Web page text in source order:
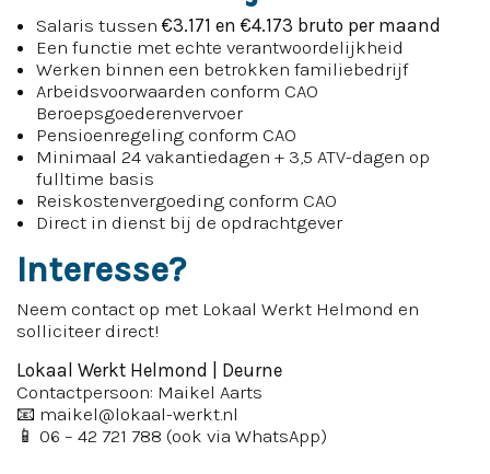
Salaris tussen €3.171 en €4.173 bruto per maand
Een functie met echte verantwoordelijkheid
Werken binnen een betrokken familiebedrijf
Arbeidsvoorwaarden conform CAO
Beroepsgoederenvervoer
Pensioenregeling conform CAO
Minimaal 24 vakantiedagen + 3,5 ATV-dagen op
fulltime basis
Reiskostenvergoeding conform CAO
Direct in dienst bij de opdrachtgever
Interesse?
Neem contact op met Lokaal Werkt Helmond en
solliciteer direct!
Lokaal Werkt Helmond | Deurne
Contactpersoon: Maikel Aarts
📧 maikel@lokaal-werkt.nl
📱 06 – 42 721 788 (ook via WhatsApp)